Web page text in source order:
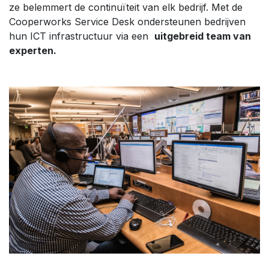
ze belemmert de continuïteit van elk bedrijf. Met de
Cooperworks Service Desk ondersteunen bedrijven
hun ICT infrastructuur via een uitgebreid team van
experten.